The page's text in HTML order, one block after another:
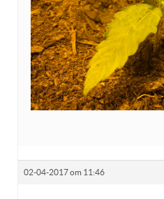
02-04-2017 om 11:46